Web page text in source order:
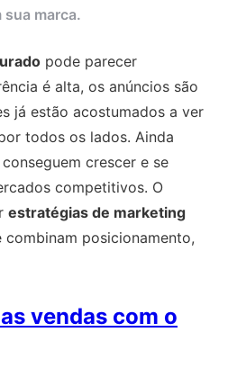
marca.
pode parecer
é alta, os anúncios são
já estão acostumados a ver
todos os lados. Ainda
crescer e se
competitivos. O
estratégias de marketing
combinam posicionamento,
vendas com o